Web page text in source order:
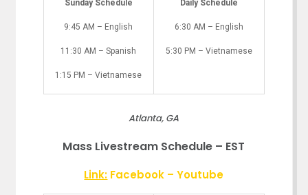
Sunday Schedule
9:45 AM – English
11:30 AM – Spanish
1:15 PM – Vietnamese
Daily Schedule
6:30 AM – English
5:30 PM – Vietnamese
Atlanta, GA
Mass Livestream Schedule – EST
Link: Facebook –Youtube